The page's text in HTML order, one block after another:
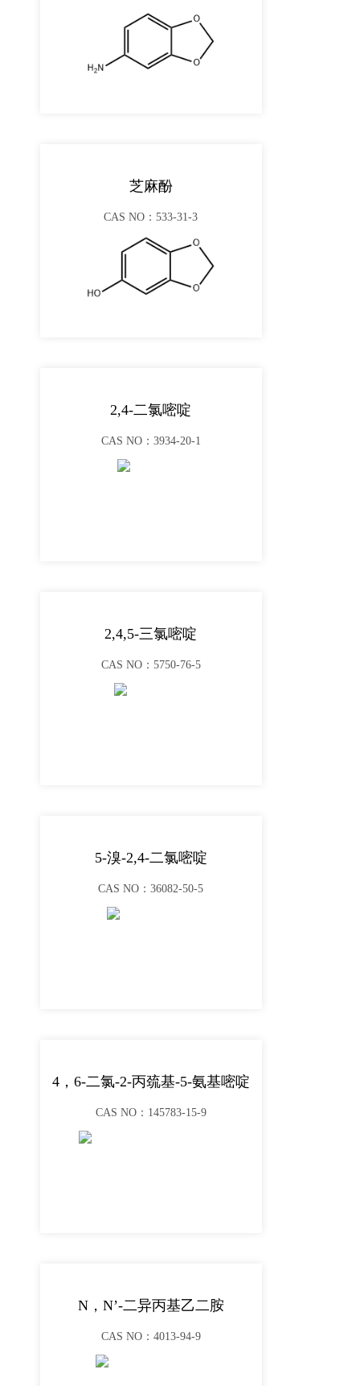
芝麻酚
CAS NO：533-31-3
2,4-二氯嘧啶
CAS NO：3934-20-1
2,4,5-三氯嘧啶
CAS NO：5750-76-5
5-溴-2,4-二氯嘧啶
CAS NO：36082-50-5
4，6-二氯-2-丙巯基-5-氨基嘧啶
CAS NO：145783-15-9
N，N’-二异丙基乙二胺
CAS NO：4013-94-9